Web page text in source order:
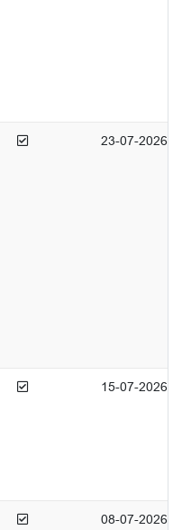
Afgedaan 23-07-2026
Afgedaan 15-07-2026
Afgedaan 08-07-2026